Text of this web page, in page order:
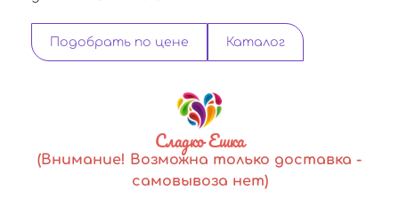
Подобрать по цене Каталог
Сладко Ешка
(Внимание! Возможна только доставка -
самовывоза нет)